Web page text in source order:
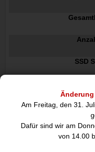
Am Freitag, den 31.
Dafür sind wir am
von 14.00
SSD